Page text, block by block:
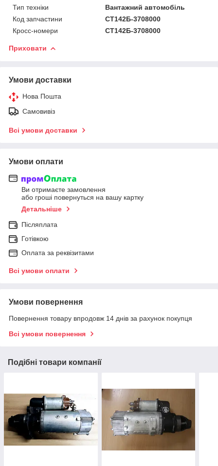
Тип техніки
Вантажний автомобіль
Код запчастини
СТ142Б-3708000
Кросс-номери
СТ142Б-3708000
Приховати
Умови доставки
Нова Пошта
Самовивіз
Всі умови доставки
Умови оплати
Ви отримаєте замовлення
або гроші повернуться на вашу картку
Детальніше
Післяплата
Готівкою
Оплата за реквізитами
Всі умови оплати
Умови повернення
Повернення товару впродовж 14 днів за рахунок покупця
Всі умови повернення
Подібні товари компанії